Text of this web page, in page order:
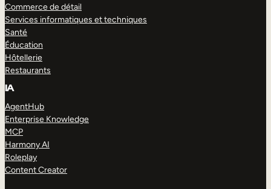
Commerce de détail
Services informatiques et techniques
Santé
Éducation
Hôtellerie
Restaurants
IA
AgentHub
Enterprise Knowledge
MCP
Harmony AI
Roleplay
Content Creator